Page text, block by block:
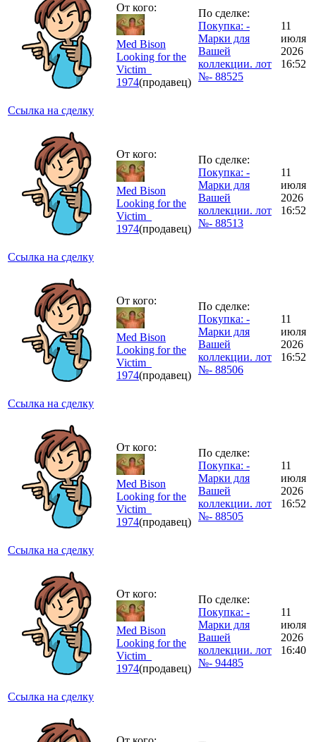
Ссылка на сделку
От кого:
Med Bison
Looking for the
Victim_
1974(продавец)
По сделке:
Покупка: -
Марки для
Вашей
коллекции. лот
№- 88525
11
июля
2026
16:52
Ссылка на сделку
От кого:
Med Bison
Looking for the
Victim_
1974(продавец)
По сделке:
Покупка: -
Марки для
Вашей
коллекции. лот
№- 88513
11
июля
2026
16:52
Ссылка на сделку
От кого:
Med Bison
Looking for the
Victim_
1974(продавец)
По сделке:
Покупка: -
Марки для
Вашей
коллекции. лот
№- 88506
11
июля
2026
16:52
Ссылка на сделку
От кого:
Med Bison
Looking for the
Victim_
1974(продавец)
По сделке:
Покупка: -
Марки для
Вашей
коллекции. лот
№- 88505
11
июля
2026
16:52
Ссылка на сделку
От кого:
Med Bison
Looking for the
Victim_
1974(продавец)
По сделке:
Покупка: -
Марки для
Вашей
коллекции. лот
№- 94485
11
июля
2026
16:40